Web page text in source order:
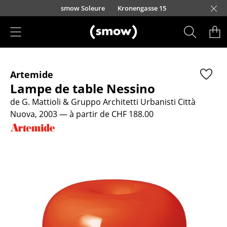
Accéder directement au contenu
smow Soleure Kronengasse 15
Sièges
Chaises de cuisine & salle à manger
Canapés
Chaises cantilever
Chaises et Tabourets de bar
Artemide
Lampe de table Nessino
de G. Mattioli & Gruppo Architetti Urbanisti Città
Nuova, 2003— à partir de CHF 188.00